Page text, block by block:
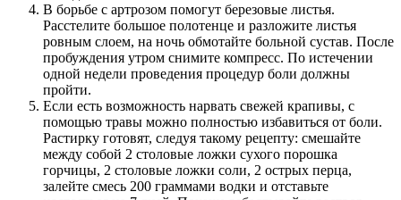
В борьбе с артрозом помогут березовые листья.
Расстелите большое полотенце и разложите листья
ровным слоем, на ночь обмотайте больной сустав. После
пробуждения утром снимите компресс. По истечении
одной недели проведения процедур боли должны
пройти.
Если есть возможность нарвать свежей крапивы, с
помощью травы можно полностью избавиться от боли.
Растирку готовят, следуя такому рецепту: смешайте
между собой 2 столовые ложки сухого порошка
горчицы, 2 столовые ложки соли, 2 острых перца,
залейте смесь 200 граммами водки и отставьте